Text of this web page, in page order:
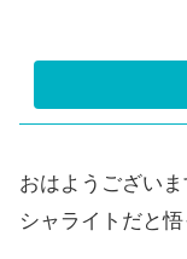
おはようござい
シャライトだと悟